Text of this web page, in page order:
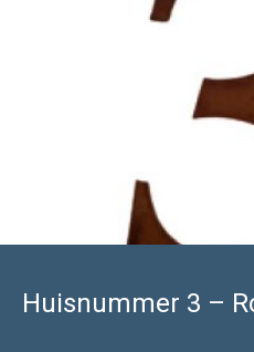
Huisnummer 3 –